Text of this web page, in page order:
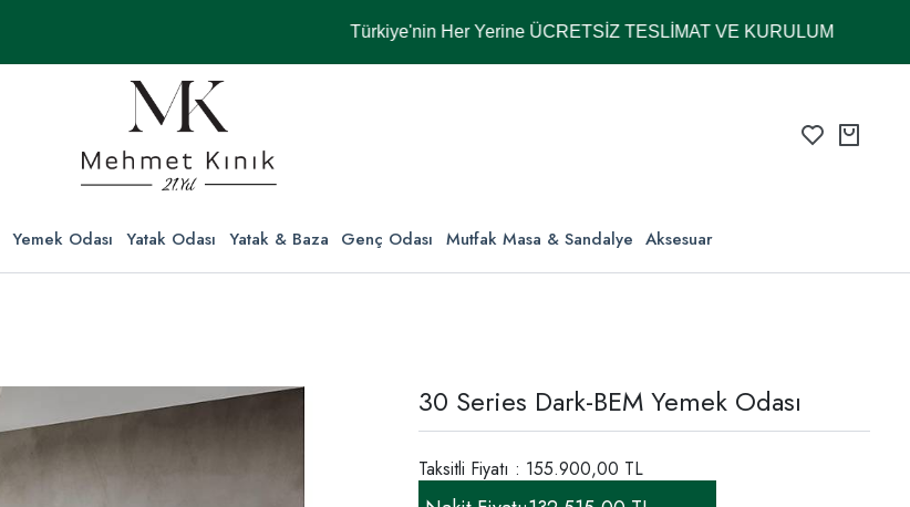
Türkiye'nin Her Yerine ÜCRETSİZ TESLİMAT VE KURULUM
Yemek Odası Yatak Odası Yatak & Baza Genç Odası Mutfak Masa & Sandalye Aksesuar
30 Series Dark-BEM Yemek Odası
Taksitli Fiyatı : 155.900,00 TL